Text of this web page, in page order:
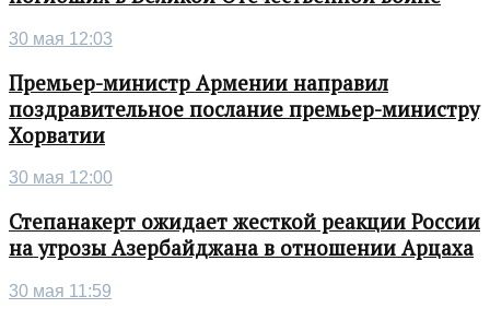
30 мая 12:03
Премьер-министр Армении направил
поздравительное послание премьер-министру
Хорватии
30 мая 12:00
Степанакерт ожидает жесткой реакции России
на угрозы Азербайджана в отношении Арцаха
30 мая 11:59